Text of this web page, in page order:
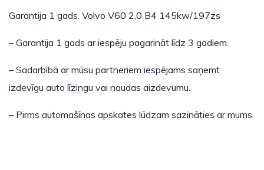
Garantija 1 gads. Volvo V60 2.0 B4 145kw/197zs
– Garantija 1 gads ar iespēju pagarināt līdz 3 gadiem.
– Sadarbībā ar mūsu partneriem iespējams saņemt
izdevīgu auto līzingu vai naudas aizdevumu.
– Pirms automašīnas apskates lūdzam sazināties ar mums.